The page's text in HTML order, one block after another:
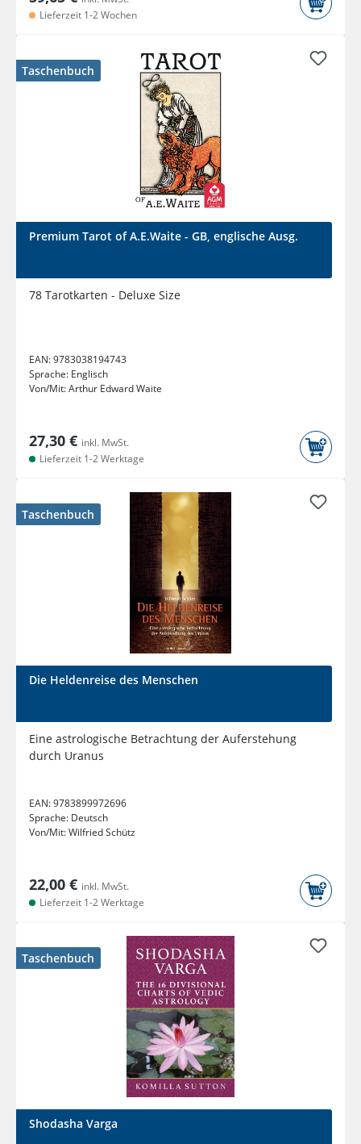
Lieferzeit 1-2 Wochen
Taschenbuch
Premium Tarot of A.E.Waite - GB, englische Ausg.
78 Tarotkarten - Deluxe Size
EAN:9783038194743
Sprache: Englisch
Von/Mit:Arthur Edward Waite
27,30 € inkl. MwSt.
Lieferzeit 1-2 Werktage
Taschenbuch
Die Heldenreise des Menschen
Eine astrologische Betrachtung der Auferstehung
durch Uranus
EAN:9783899972696
Sprache: Deutsch
Von/Mit:Wilfried Schütz
22,00 € inkl. MwSt.
Lieferzeit 1-2 Werktage
Taschenbuch
Shodasha Varga